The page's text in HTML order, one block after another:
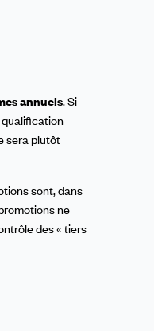
annuels. Si
qualification
sera plutôt
sont, dans
ne
des « tiers